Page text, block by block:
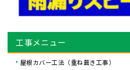
工事メニュー
屋根カバー工法（重ね葺き工事）